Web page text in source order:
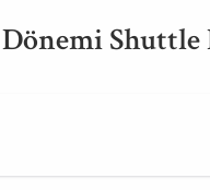
Shuttle